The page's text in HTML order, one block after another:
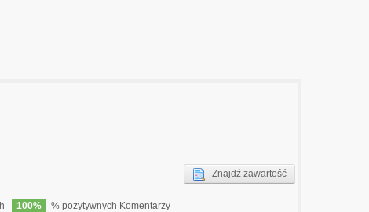
Znajdź zawartość
100% % pozytywnych Komentarzy